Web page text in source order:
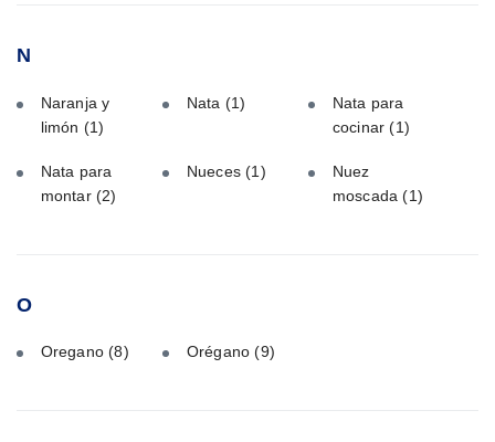
N
Naranja y
limón (1)
Nata (1)
Nata para
cocinar(1)
Nata para
montar (2)
Nueces(1)
Nuez
moscada(1)
O
Oregano(8) Orégano(9)